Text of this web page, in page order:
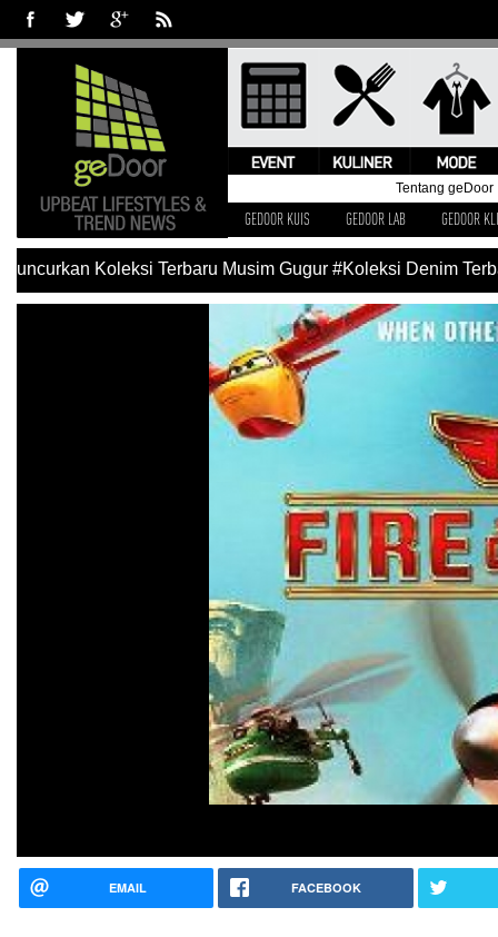
Tentang geDoor
GEDOOR KUIS GEDOOR LAB GEDOOR
Koleksi Terbaru Musim Gugur #Koleksi Denim
EMAIL FACEBOOK